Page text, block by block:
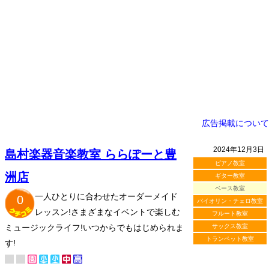
広告掲載について
2024年12月3日
ピアノ教室
ギター教室
ベース教室
バイオリン・チェロ教室
フルート教室
サックス教室
トランペット教室
島村楽器音楽教室 ららぽーと豊
洲店
0
一人ひとりに合わせたオーダーメイド
レッスン!さまざまなイベントで楽しむ
ミュージックライフ!いつからでもはじめられま
す!